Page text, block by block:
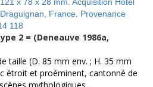
2 = (Deneauve 1986a,
taille (D. 85 mm env. ; H. 35 mm
étroit et proéminent, cantonné de
mythologiques.